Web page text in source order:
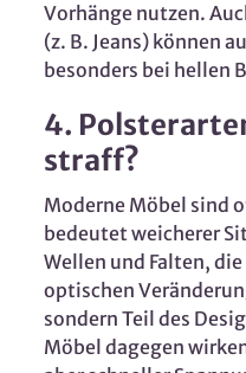
Vorhänge nutzen.
(z. B. Jeans) können
besonders bei hellen
4.
straff?
Moderne Möbel sind
bedeutet weicherer
Wellen und Falten,
optischen
sondern Teil des
Möbel dagegen